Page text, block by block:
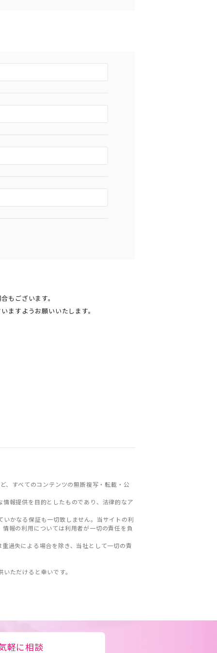
もございます。
ますようお願いいたします。
、すべてのコンテンツの無断複写・転載・公
報提供を目的としたものであり、法律的なア
かなる保証も一切致しません。当サイトの利
報の利用については利用者が一切の責任を負
過失による場合を除き、当社として一切の責
ただけると幸いです。
軽に相談